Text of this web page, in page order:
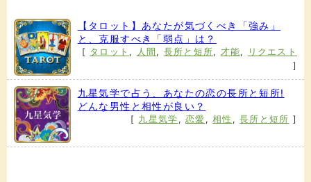
【タロット】あなたが気づくべき「強み」
と、克服すべき「弱点」は？
[ タロット , 人間 , 長所と短所, 才能,
リクエスト
]
九星気学で占う、あなたの恋の長所と短所!
どんな男性と相性が良い？
[ 九星気学 ,恋愛 ,相性 ,長所と短所 ]